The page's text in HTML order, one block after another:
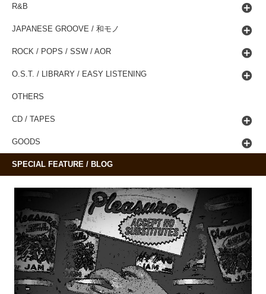
R&B
JAPANESE GROOVE / 和モノ
ROCK / POPS / SSW / AOR
O.S.T. / LIBRARY / EASY LISTENING
OTHERS
CD / TAPES
GOODS
SPECIAL FEATURE / BLOG